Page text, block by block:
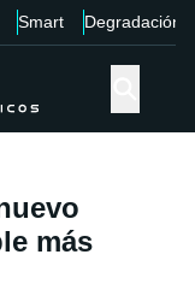
Smart Degradación
más